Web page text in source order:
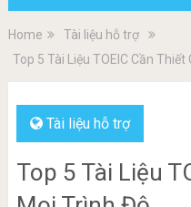
Home
Tài liệu hỗ trợ
Top 5 Tài Liệu TOEIC Cần
Tài liệu hỗ trợ
Top 5 Tài Liệu